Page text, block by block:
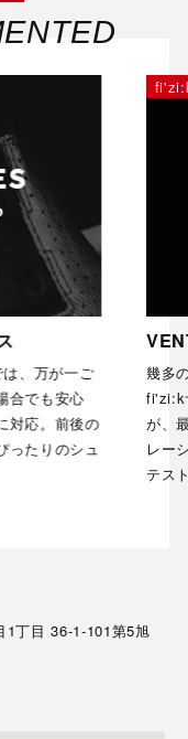
万が一ご
でも安心
応。前後の
たりのシュ
fi'zi:k
幾多の
fi'zi:k
が、最
レーシ
テスト
1丁目 36-1-101第5旭